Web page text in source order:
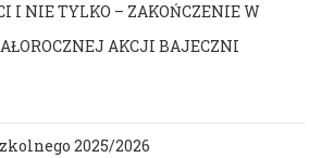
I NIE TYLKO – ZAKOŃCZENIE W
AKCJI BAJECZNI
2025/2026